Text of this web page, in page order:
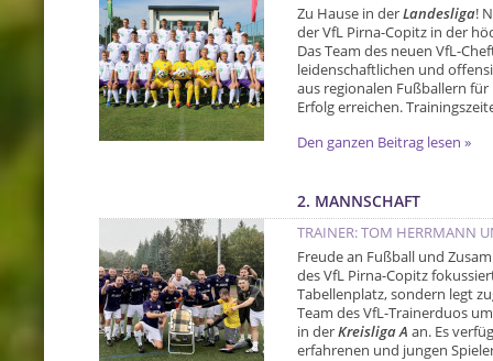
Zu Hause in derLandesliga!
der VfL Pirna-Copitz in der
Das Team des neuen VfL-
leidenschaftlichen und
aus regionalen Fußballern
Erfolg erreichen.
Den ganzen Beitrag lesen »
2. MANNSCHAFT
TRAINER: TOM HERRMANN
Freude an Fußball und
des VfL Pirna-Copitz
Tabellenplatz, sondern legt
Team des VfL-Trainerduos
in derKreisliga A an. Es
erfahrenen und jungen